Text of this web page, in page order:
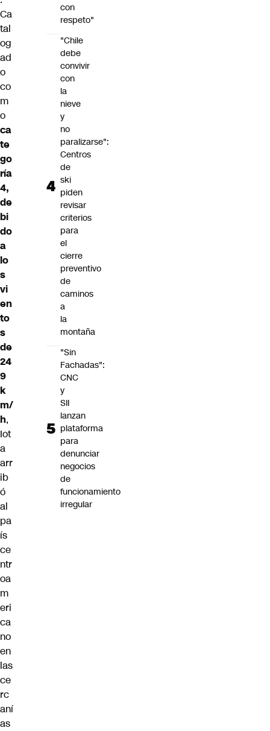
Ca
tal
og
ad
o
co
m
o
ca
te
go
ría
4,
de
bi
do
a
lo
s
vi
en
to
s
de
24
9
k
m/
h,
Iot
a
arr
ib
ó
al
pa
ís
ce
ntr
oa
m
eri
ca
no
en
las
ce
rc
aní
as
con
respeto"
"Chile
debe
convivir
con
la
nieve
y
no
paralizarse":
Centros
de
ski
piden
revisar
criterios
para
el
cierre
preventivo
de
caminos
a
la
montaña
"Sin
Fachadas":
CNC
y
SII
lanzan
plataforma
para
denunciar
negocios
de
funcionamiento
irregular